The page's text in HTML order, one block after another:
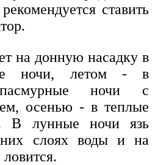
ставить
на донную насадку в
ночи, летом - в
ночи с
осенью - в теплые
В лунные ночи язь
слоях воды и на